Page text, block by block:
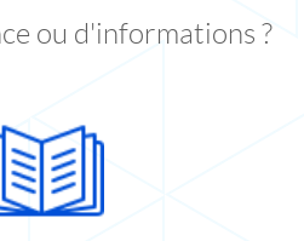
ou d'informations ?